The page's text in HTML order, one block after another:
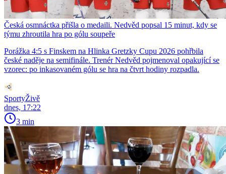
Česká osmnáctka přišla o medaili. Nedvěd popsal 15 minut, kdy se
týmu zhroutila hra po gólu soupeře
Porážka 4:5 s Finskem na Hlinka Gretzky Cupu 2026 pohřbila
české naděje na semifinále. Trenér Nedvěd pojmenoval opakující se
vzorec: po inkasovaném gólu se hra na čtvrt hodiny rozpadla.
SportyŽivě
dnes, 17:22
3 min